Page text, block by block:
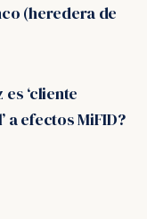
(heredera de
‘cliente
a efectos MiFID?